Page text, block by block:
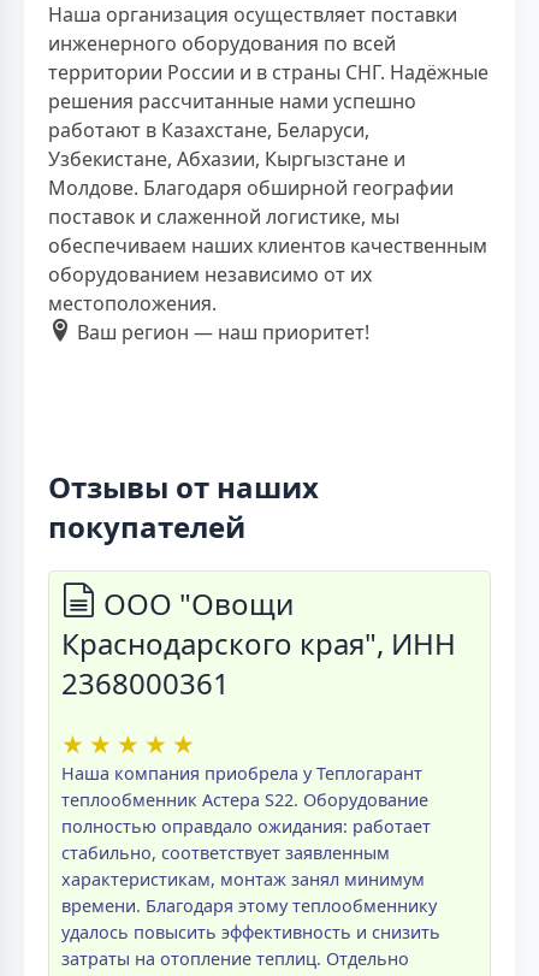
Наша организация осуществляет поставки
инженерного оборудования по всей
территории России и в страны СНГ. Надёжные
решения рассчитанные нами успешно
работают в Казахстане, Беларуси,
Узбекистане, Абхазии, Кыргызстане и
Молдове. Благодаря обширной географии
поставок и слаженной логистике, мы
обеспечиваем наших клиентов качественным
оборудованием независимо от их
местоположения.
Ваш регион — наш приоритет!
Отзывы от наших
покупателей
ООО "Овощи
Краснодарского края", ИНН
2368000361
★ ★ ★ ★ ★
Наша компания приобрела у Теплогарант
теплообменник Астера S22. Оборудование
полностью оправдало ожидания: работает
стабильно, соответствует заявленным
характеристикам, монтаж занял минимум
времени. Благодаря этому теплообменнику
удалось повысить эффективность и снизить
затраты на отопление теплиц. Отдельно